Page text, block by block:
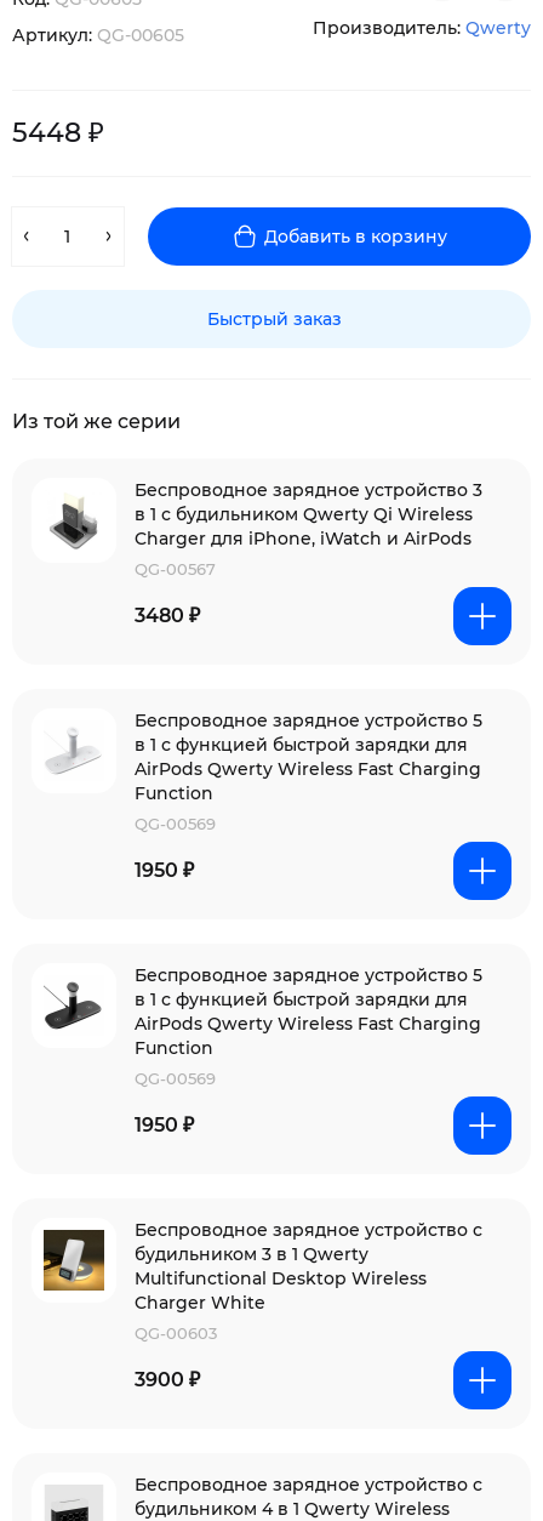
Артикул: QG-00605 Производитель: Qwerty
5448 ₽
Добавить в корзину
Быстрый заказ
Из той же серии
Беспроводное зарядное устройство 3
в 1 с будильником Qwerty Qi Wireless
Charger для iPhone, iWatch и AirPods
QG-00567
3480 ₽
Беспроводное зарядное устройство 5
в 1 с функцией быстрой зарядки для
AirPods Qwerty Wireless Fast Charging
Function
QG-00569
1950 ₽
Беспроводное зарядное устройство 5
в 1 с функцией быстрой зарядки для
AirPods Qwerty Wireless Fast Charging
Function
QG-00569
1950 ₽
Беспроводное зарядное устройство с
будильником 3 в 1 Qwerty
Multifunctional Desktop Wireless
Charger White
QG-00603
3900 ₽
Беспроводное зарядное устройство с
будильником 4 в 1 Qwerty Wireless